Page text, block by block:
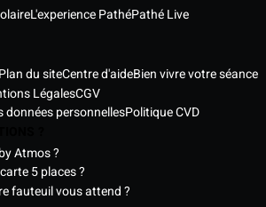
L'experience PathéPathé Live
Plan du siteCentre d'aideBien vivre votre séance
LégalesCGV
personnellesPolitique CVD
Atmos ?
5 places ?
fauteuil vous attend ?